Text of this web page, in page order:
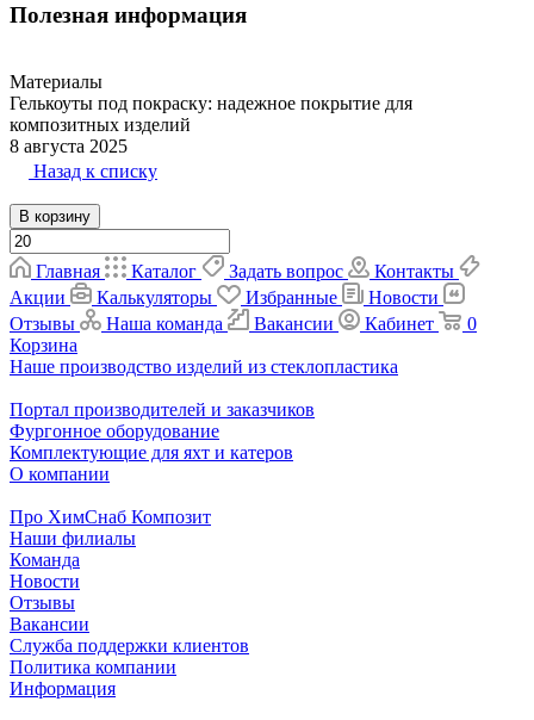
Полезная информация
Материалы
Гелькоуты под покраску: надежное покрытие для
композитных изделий
8 августа 2025
Назад к списку
В корзину
Главная Каталог Задать вопрос
Контакты
Акции
Калькуляторы Избранные
Новости
Отзывы
Наша команда Вакансии Кабинет
0
Корзина
Наше производство изделий из стеклопластика
Портал производителей и заказчиков
Фургонное оборудование
Комплектующие для яхт и катеров
О компании
Про ХимСнаб Композит
Наши филиалы
Команда
Новости
Отзывы
Вакансии
Служба поддержки клиентов
Политика компании
Информация